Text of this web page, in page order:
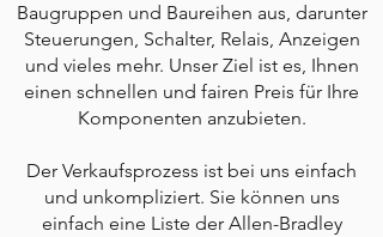
Baugruppen und Baureihen aus, darunter
Steuerungen, Schalter, Relais, Anzeigen
und vieles mehr. Unser Ziel ist es, Ihnen
einen schnellen und fairen Preis für Ihre
Komponenten anzubieten.
Der Verkaufsprozess ist bei uns einfach
und unkompliziert. Sie können uns
einfach eine Liste der Allen-Bradley